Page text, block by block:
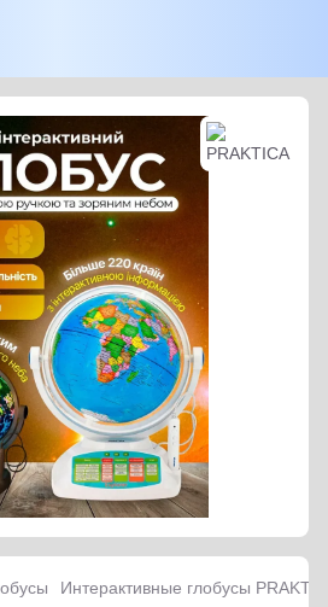
Интерактивные глобусы